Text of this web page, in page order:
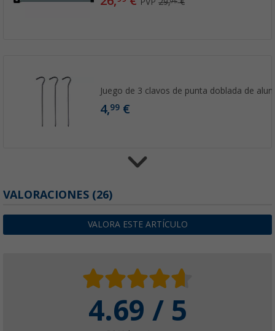
Juego de 3 clavos de punta doblada de
4,99 €
Bent
(1)
8,99€
Adaptador de toldo universal para
VALORACIONES (26)
VALORA ESTE ARTÍCULO
4.69 / 5